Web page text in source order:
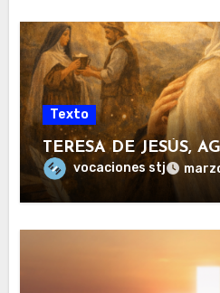
Texto
TERESA DE JESÚS,
vocaciones stj